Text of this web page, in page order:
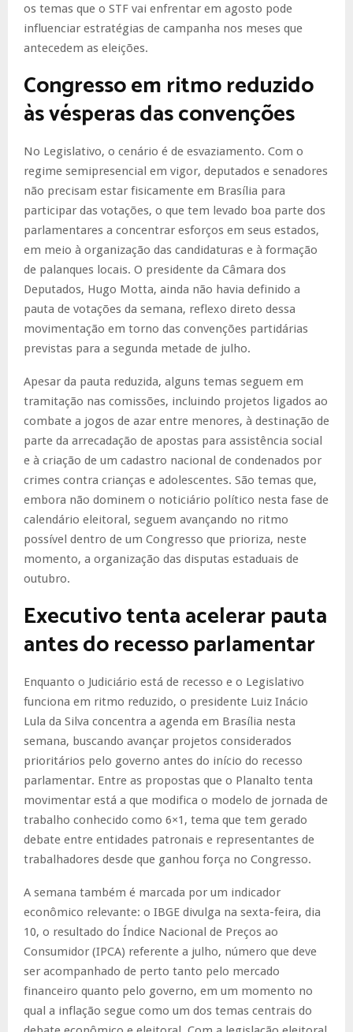
os temas que o STF vai enfrentar em agosto pode
influenciar estratégias de campanha nos meses que
antecedem as eleições.
Congresso em ritmo reduzido
às vésperas das convenções
No Legislativo, o cenário é de esvaziamento. Com o
regime semipresencial em vigor, deputados e senadores
não precisam estar fisicamente em Brasília para
participar das votações, o que tem levado boa parte dos
parlamentares a concentrar esforços em seus estados,
em meio à organização das candidaturas e à formação
de palanques locais. O presidente da Câmara dos
Deputados, Hugo Motta, ainda não havia definido a
pauta de votações da semana, reflexo direto dessa
movimentação em torno das convenções partidárias
previstas para a segunda metade de julho.
Apesar da pauta reduzida, alguns temas seguem em
tramitação nas comissões, incluindo projetos ligados ao
combate a jogos de azar entre menores, à destinação de
parte da arrecadação de apostas para assistência social
e à criação de um cadastro nacional de condenados por
crimes contra crianças e adolescentes. São temas que,
embora não dominem o noticiário político nesta fase de
calendário eleitoral, seguem avançando no ritmo
possível dentro de um Congresso que prioriza, neste
momento, a organização das disputas estaduais de
outubro.
Executivo tenta acelerar pauta
antes do recesso parlamentar
Enquanto o Judiciário está de recesso e o Legislativo
funciona em ritmo reduzido, o presidente Luiz Inácio
Lula da Silva concentra a agenda em Brasília nesta
semana, buscando avançar projetos considerados
prioritários pelo governo antes do início do recesso
parlamentar. Entre as propostas que o Planalto tenta
movimentar está a que modifica o modelo de jornada de
trabalho conhecido como 6×1, tema que tem gerado
debate entre entidades patronais e representantes de
trabalhadores desde que ganhou força no Congresso.
A semana também é marcada por um indicador
econômico relevante: o IBGE divulga na sexta-feira, dia
10, o resultado do Índice Nacional de Preços ao
Consumidor (IPCA) referente a julho, número que deve
ser acompanhado de perto tanto pelo mercado
financeiro quanto pelo governo, em um momento no
qual a inflação segue como um dos temas centrais do